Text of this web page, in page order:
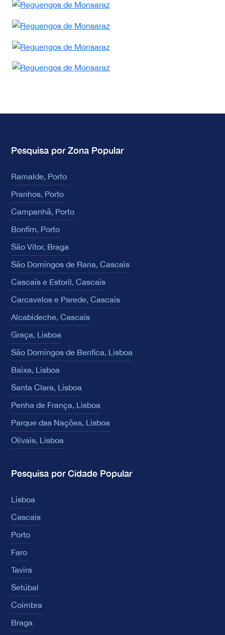
Pesquisa por Zona Popular
Ramalde, Porto
Pranhos, Porto
Campanhã, Porto
Bonfim, Porto
São Vítor, Braga
São Domingos de Rana, Cascais
Cascais e Estoril, Cascais
Carcavelos e Parede, Cascais
Alcabideche, Cascais
Graça, Lisboa
São Domingos de Benfica, Lisboa
Baixa, Lisboa
Santa Clara, Lisboa
Penha de França, Lisboa
Parque das Nações, Lisboa
Olivais, Lisboa
Pesquisa por Cidade Popular
Lisboa
Cascais
Porto
Faro
Tavira
Setúbal
Coimbra
Braga